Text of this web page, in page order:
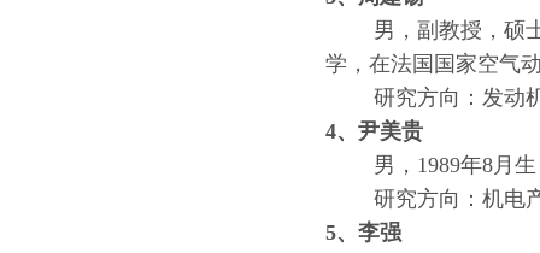
男，副教授，硕士
学，在法国国家空气
研究方向：发动机
4、尹美贵
男，1989年8月生
研究方向：机电产
5、李强